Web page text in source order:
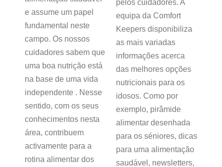
e assume um papel
fundamental neste
campo. Os nossos
cuidadores sabem que
uma boa nutrição está
na base de uma vida
independente . Nesse
sentido, com os seus
conhecimentos nesta
área, contribuem
activamente para a
rotina alimentar dos
pelos cuidadores. A
equipa da Comfort
Keepers disponibiliza
as mais variadas
informações acerca
das melhores opções
nutricionais para os
idosos. Como por
exemplo, pirâmide
alimentar desenhada
para os séniores, dicas
para uma alimentação
saudável, newsletters,